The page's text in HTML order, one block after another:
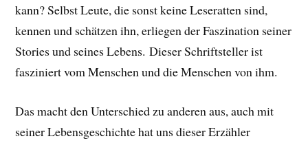
kann? Selbst Leute, die sonst keine Leseratten sind,
kennen und schätzen ihn, erliegen der Faszination seiner
Stories und seines Lebens. Dieser Schriftsteller ist
fasziniert vom Menschen und die Menschen von ihm.
Das macht den Unterschied zu anderen aus, auch mit
seiner Lebensgeschichte hat uns dieser Erzähler